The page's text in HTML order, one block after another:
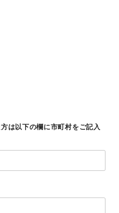
は以下の欄に市町村をご記入